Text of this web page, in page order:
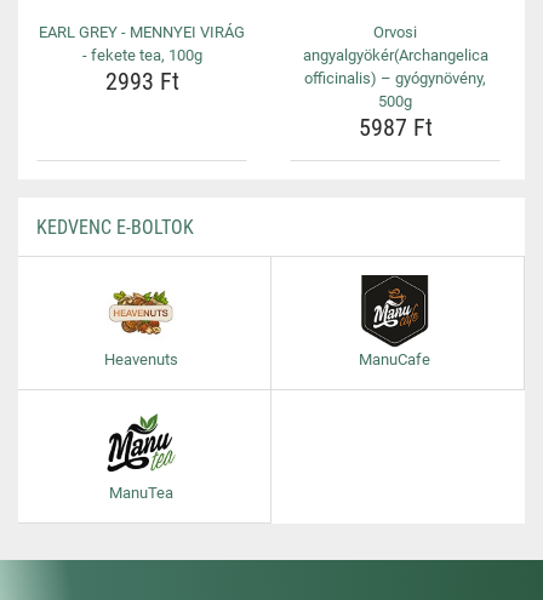
EARL GREY - MENNYEI VIRÁG
- fekete tea, 100g
2993 Ft
Orvosi
angyalgyökér(Archangelica
officinalis) – gyógynövény,
500g
5987 Ft
KEDVENC E-BOLTOK
Heavenuts ManuCafe
ManuTea